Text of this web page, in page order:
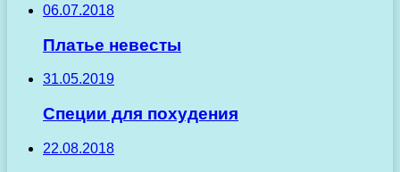
06.07.2018
Платье невесты
31.05.2019
Специи для похудения
22.08.2018